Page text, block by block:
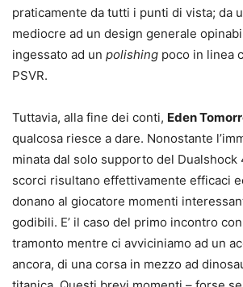
praticamente da tutti i punti di vista; da
mediocre ad un design generale
ingessato ad un polishing poco in linea
PSVR.
Tuttavia, alla fine dei conti, Eden
qualcosa riesce a dare. Nonostante
minata dal solo supporto del Dualshock
scorci risultano effettivamente efficaci
donano al giocatore momenti
godibili. E’ il caso del primo incontro
tramonto mentre ci avviciniamo ad un
ancora, di una corsa in mezzo ad